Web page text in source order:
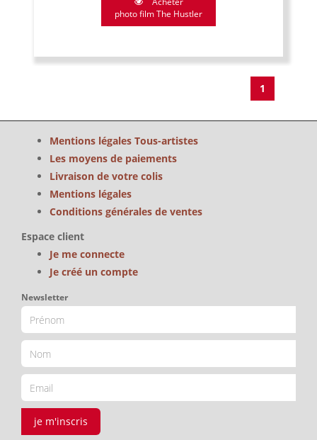
photo film The Hustler
1
Mentions légales Tous-artistes
Les moyens de paiements
Livraison de votre colis
Mentions légales
Conditions générales de ventes
Espace client
Je me connecte
Je créé un compte
Newsletter
je m'inscris